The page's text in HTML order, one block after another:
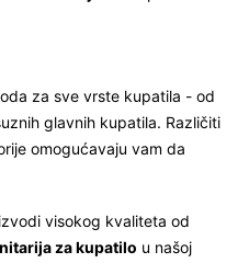
za sve vrste kupatila - od
glavnih kupatila. Različiti
omogućavaju vam da
visokog kvaliteta od
za kupatilo u našoj